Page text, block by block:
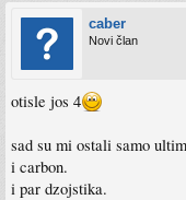
caber
Novi član
otisle jos 4
sad su mi ostali samo
i carbon.
i par dzojstika.